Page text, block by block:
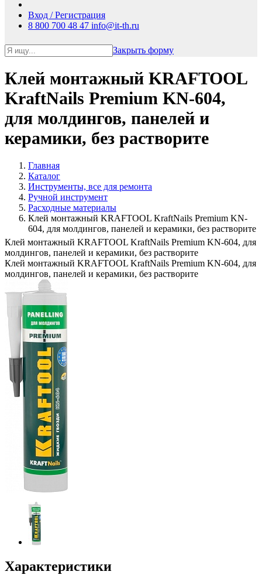
Вход / Регистрация
8 800 700 48 47 info@it-th.ru
Закрыть форму
Клей монтажный KRAFTOOL
KraftNails Premium KN-604,
для молдингов, панелей и
керамики, без растворите
Главная
Каталог
Инструменты, все для ремонта
Ручной инструмент
Расходные материалы
Клей монтажный KRAFTOOL KraftNails Premium KN-
604, для молдингов, панелей и керамики, без растворите
Клей монтажный KRAFTOOL KraftNails Premium KN-604, для
молдингов, панелей и керамики, без растворите
Клей монтажный KRAFTOOL KraftNails Premium KN-604, для
молдингов, панелей и керамики, без растворите
Характеристики